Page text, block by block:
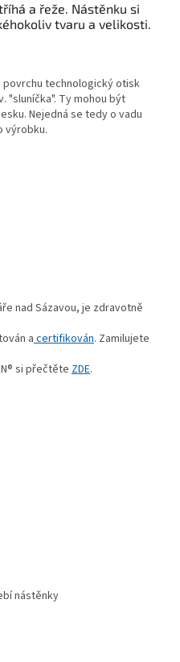
a řeže. Nástěnku si
tvaru a velikosti.
povrchu technologický otisk
Ty mohou být
Nejedná se tedy o vadu
výrobku.
nad Sázavou, je zdravotně
acertifikován. Zamilujete
si přečtěte ZDE.
nástěnky